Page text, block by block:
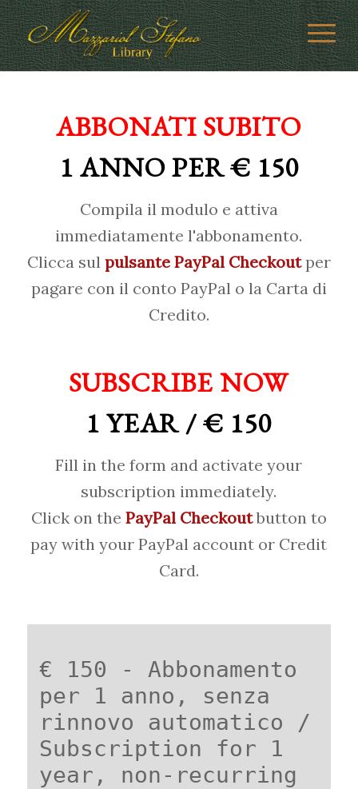
ABBONATI SUBITO
1 ANNO PER € 150
Compila il modulo e attiva
immediatamente l'abbonamento.
Clicca sul pulsante PayPal Checkoutper
pagare con il conto PayPal o la Carta di
Credito.
SUBSCRIBE NOW
1 YEAR / € 150
Fill in the form and activate your
subscription immediately.
Click on the PayPal Checkoutbutton to
pay with your PayPal account or Credit
Card.
€ 150 - Abbonamento
per 1 anno, senza
rinnovo automatico /
Subscription for 1
year, non-recurring